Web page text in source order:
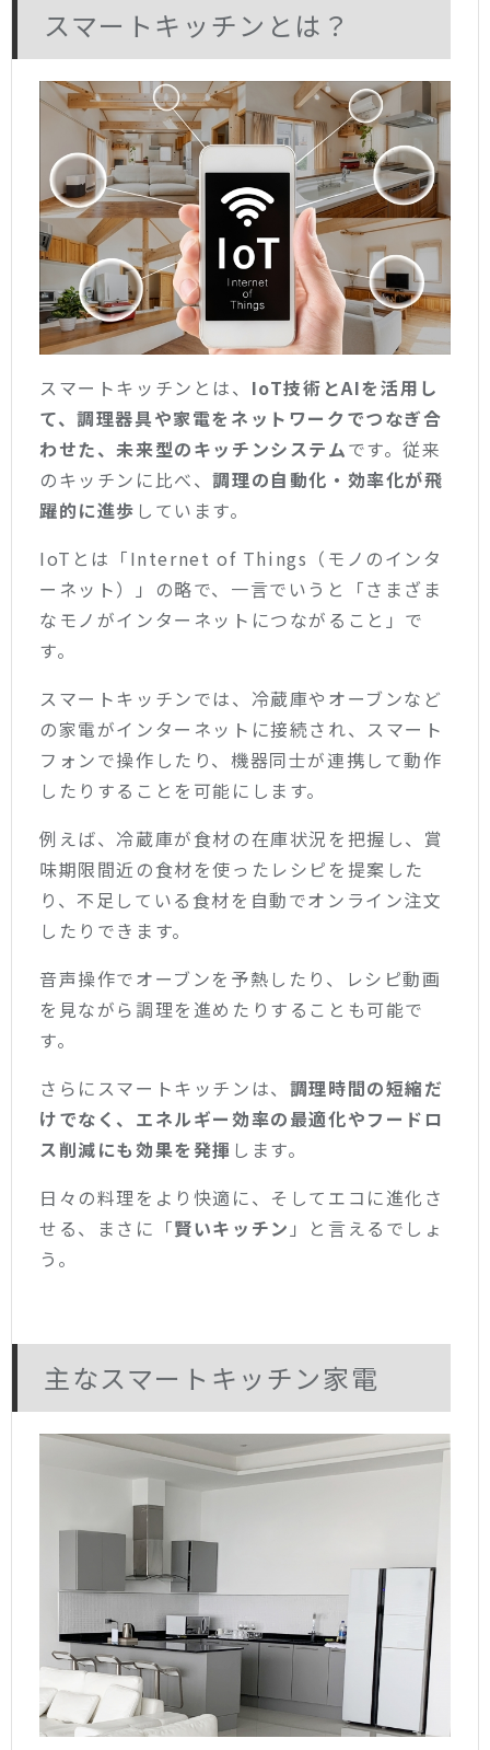
スマートキッチンとは？
スマートキッチンとは、 IoT技術とAIを活用し
て、調理器具や家電をネットワークでつなぎ合
わせた、未来型のキッチンシステムです。従来
のキッチンに比べ、調理の自動化・効率化が飛
躍的に進歩 しています。
IoTとは「Internet of Things（モノのインタ
ーネット）」の略で、一言でいうと「さまざま
なモノがインターネットにつながること」で
す。
スマートキッチンでは、冷蔵庫やオーブンなど
の家電がインターネットに接続され、スマート
フォンで操作したり、機器同士が連携して動作
したりすることを可能にします。
例えば、冷蔵庫が食材の在庫状況を把握し、賞
味期限間近の食材を使ったレシピを提案した
り、不足している食材を自動でオンライン注文
したりできます。
音声操作でオーブンを予熱したり、レシピ動画
を見ながら調理を進めたりすることも可能で
す。
さらにスマートキッチンは、 調理時間の短縮だ
けでなく、エネルギー効率の最適化やフードロ
ス削減にも効果を発揮 します。
日々の料理をより快適に、そしてエコに進化さ
せる、まさに「賢いキッチン 」と言えるでしょ
う。
主なスマートキッチン家電